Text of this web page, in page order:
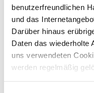
benutzerfreundlichen
und das
Darüber hinaus
Daten das wiederholte
uns verwendeten
werden regelmäßig
Das Mobilitätskonzept der
Sharing und als